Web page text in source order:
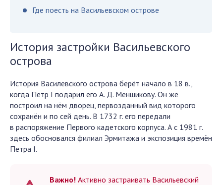
Где поесть на Васильевском острове
История застройки Васильевского
острова
История Василевского острова берёт начало в 18 в.,
когда Пётр I подарил его А. Д. Меншикову. Он же
построил на нём дворец, первозданный вид которого
сохранён и по сей день. В 1732 г. его передали
в распоряжение Первого кадетского корпуса. А с 1981 г.
здесь обосновался филиал Эрмитажа и экспозиция времён
Петра I.
Важно! Активно застраивать Васильевский